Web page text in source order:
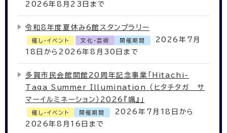
2026年8月23日まで
令和8年度夏休み6館スタンプラリー
催し・イベント 文化・芸術 開催期間
2026年7月
18日から2026年8月30日まで
多賀市民会館開館20周年記念事業「Hitachi-
Taga Summer Illumination （ヒタチタガ サ
マーイルミネーション）2026『颯』」
催し・イベント 開催期間
2026年7月18日から
2026年8月16日まで